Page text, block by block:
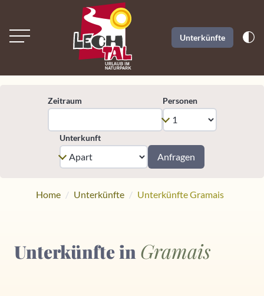
Unterkünfte
Zeitraum Personen
Unterkunft
Anfragen
Home Unterkünfte Unterkünfte Gramais
Unterkünfte in Gramais